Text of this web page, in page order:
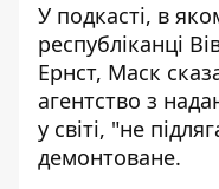
У подкасті, в
республіканці
Ернст, Маск
агентство з
у світі, "не
демонтоване.